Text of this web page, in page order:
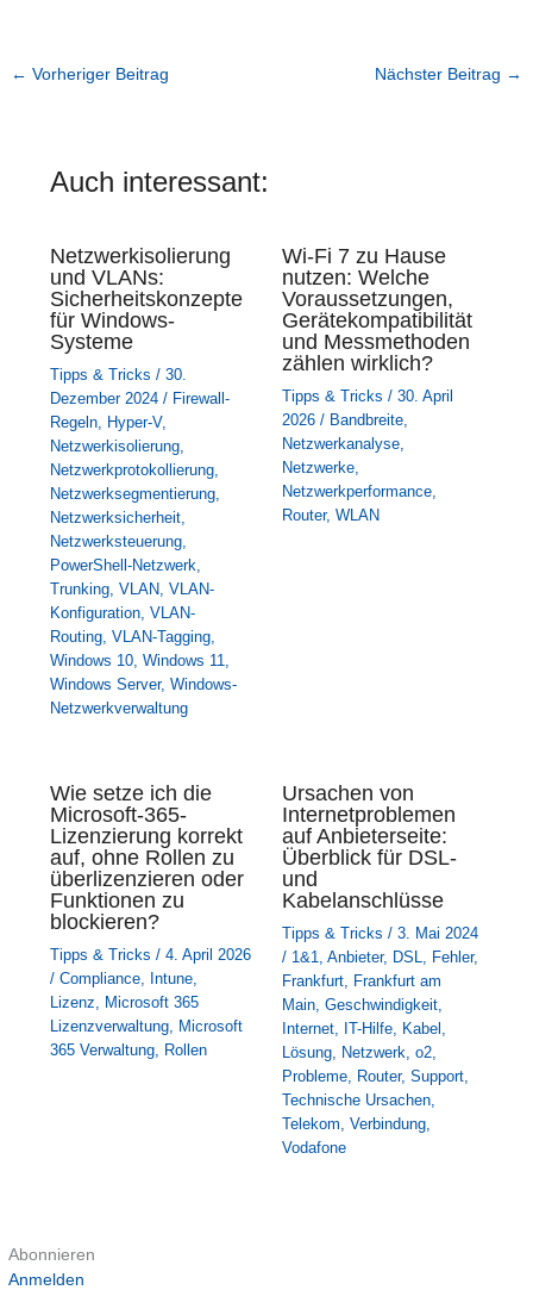
← Vorheriger Beitrag Nächster Beitrag →
Auch interessant:
Netzwerkisolierung
und VLANs:
Sicherheitskonzepte
für Windows-
Systeme
Tipps & Tricks / 30.
Dezember 2024 / Firewall-
Regeln, Hyper-V,
Netzwerkisolierung,
Netzwerkprotokollierung,
Netzwerksegmentierung,
Netzwerksicherheit,
Netzwerksteuerung,
PowerShell-Netzwerk
Trunking, VLAN VLAN-
Konfiguration, VLAN-
Routing, VLAN-Tagging,
Windows 10, Windows 11
Windows Server, Windows-
Netzwerkverwaltung
Wi‑Fi 7 zu Hause
nutzen: Welche
Voraussetzungen,
Gerätekompatibilität
und Messmethoden
zählen wirklich?
Tipps & Tricks / 30. April
2026 / Bandbreite,
Netzwerkanalyse,
Netzwerke,
Netzwerkperformance,
Router, WLAN
Wie setze ich die
Microsoft-365-
Lizenzierung korrekt
auf, ohne Rollen zu
überlizenzieren oder
Funktionen zu
blockieren?
Tipps & Tricks / 4. April 2026
/ Compliance, Intune,
Lizenz, Microsoft 365
Lizenzverwaltung, Microsoft
365 Verwaltung, Rollen
Ursachen von
Internetproblemen
auf Anbieterseite:
Überblick für DSL-
und
Kabelanschlüsse
Tipps & Tricks / 3. Mai 2024
/ 1&1, Anbieter, DSL, Fehler,
Frankfurt, Frankfurt am
Main, Geschwindigkeit,
Internet, IT-Hilfe, Kabel ,
Lösung, Netzwerk, o2,
Probleme, Router, Support,
Technische Ursachen,
Telekom, Verbindung,
Vodafone
Abonnieren
Anmelden